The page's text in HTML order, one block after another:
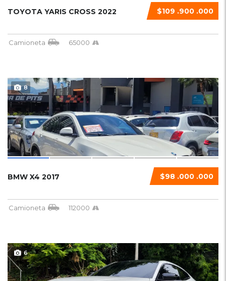
$109 .900 .000
TOYOTA YARIS CROSS 2022
Camioneta 65000
8
$98 .000 .000
BMW X4 2017
Camioneta 112000
6